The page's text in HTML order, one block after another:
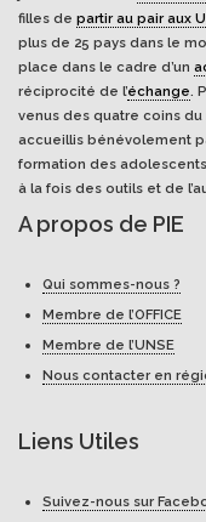
filles de partir au pair aux
plus de 25 pays dans le
place dans le cadre d’un
réciprocité de l’échange.
venus des quatre coins du
accueillis bénévolement
formation des
à la fois des outils et de
A propos de PIE
Qui sommes-nous ?
Membre de l’OFFICE
Membre de l’UNSE
Nous contacter en
Liens Utiles
Suivez-nous sur